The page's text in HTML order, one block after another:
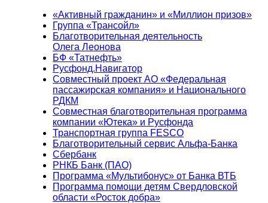
«Активный гражданин» и «Миллион призов»
Группа «Трансойл»
Благотворительная деятельность
Олега Леонова
БФ «Татнефть»
Русфонд.Навигатор
Совместный проект АО «Федеральная
пассажирская компания» и Национального
РДКМ
Совместная благотворительная программа
компании «Ютека» и Русфонда
Транспортная группа FESCO
Благотворительный сервис Альфа-Банка
Сбербанк
РНКБ Банк (ПАО)
Программа «Мультибонус» от Банка ВТБ
Программа помощи детям Свердловской
области «Росток добра»